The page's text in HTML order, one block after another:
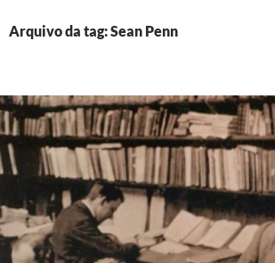
Arquivo da tag: Sean Penn